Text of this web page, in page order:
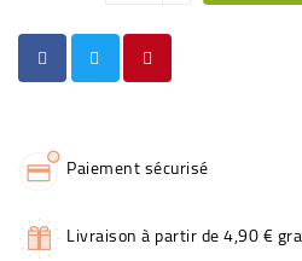
Paiement sécurisé
Livraison à partir de 4,90 €